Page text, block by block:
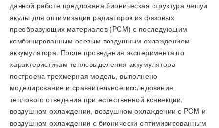
данной работе предложена бионическая структура чешуи
акулы для оптимизации радиаторов из фазовых
преобразующих материалов (PCM) с последующим
комбинированным осевым воздушным охлаждением
аккумулятора. После проведения эксперимента по
характеристикам тепловыделения аккумулятора
построена трехмерная модель, выполнено
моделирование и сравнительное исследование
теплового отведения при естественной конвекции,
воздушном охлаждении, воздушном охлаждении с PCM и
воздушном охлаждении с бионически оптимизированным